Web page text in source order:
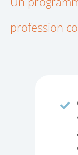
profession